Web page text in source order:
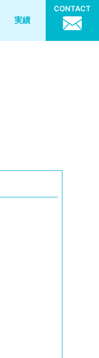
実績
CONTACT